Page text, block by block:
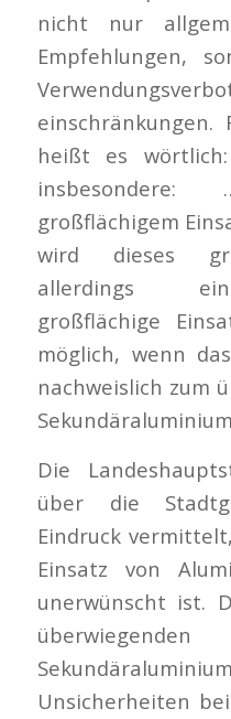
nicht nur
Empfehlungen,
einschränkungen.
heißt es
großflächigem
wird dieses
allerdings
großflächige
möglich, wenn
nachweislich zum
Die
über die
Eindruck
Einsatz von
unerwünscht ist.
Unsicherheiten